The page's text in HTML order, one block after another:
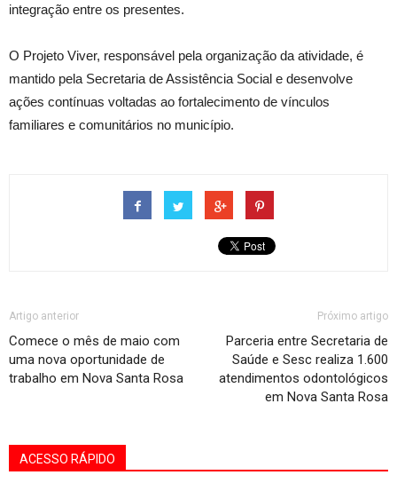
integração entre os presentes.
O Projeto Viver, responsável pela organização da atividade, é
mantido pela Secretaria de Assistência Social e desenvolve
ações contínuas voltadas ao fortalecimento de vínculos
familiares e comunitários no município.
Artigo anterior
Comece o mês de maio com
uma nova oportunidade de
trabalho em Nova Santa Rosa
Próximo artigo
Parceria entre Secretaria de
Saúde e Sesc realiza 1.600
atendimentos odontológicos
em Nova Santa Rosa
ACESSO RÁPIDO